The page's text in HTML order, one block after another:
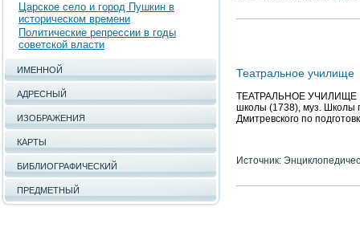
Царское село и город Пушкин в
историческом времени
Политические репрессии в годы
советской власти
ИМЕННОЙ
АДРЕСНЫЙ
ИЗОБРАЖЕНИЯ
КАРТЫ
БИБЛИОГРАФИЧЕСКИЙ
ПРЕДМЕТНЫЙ
Театральное училище
ТЕАТРАЛЬНОЕ УЧИЛИЩЕ
школы (1738), муз. Школы
Дмитревского по
Источник: